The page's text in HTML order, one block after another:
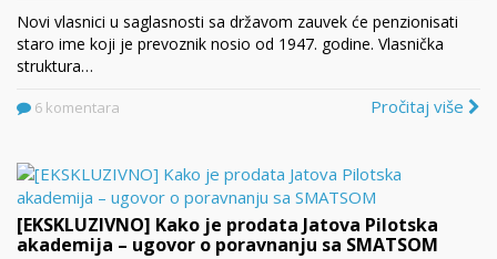
Novi vlasnici u saglasnosti sa državom zauvek će penzionisati
staro ime koji je prevoznik nosio od 1947. godine. Vlasnička
struktura…
6 komentara Pročitaj više
[EKSKLUZIVNO] Kako je prodata Jatova Pilotska
akademija – ugovor o poravnanju sa SMATSOM